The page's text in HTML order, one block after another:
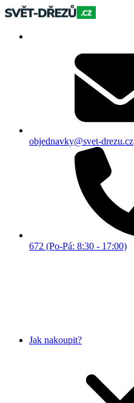
objednavky@svet-drezu.cz
672 (Po-Pá: 8:30 - 17:00)
Jak nakoupit?